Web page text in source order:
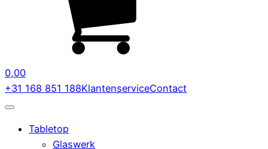
0,00
+31 168 851 188KlantenserviceContact
Tabletop
Glaswerk